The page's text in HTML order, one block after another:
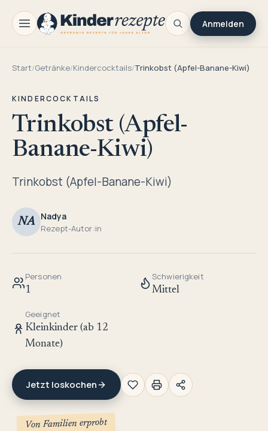
Anmelden
Start/Getränke/Kindercocktails/Trinkobst (Apfel-Banane-Kiwi)
KINDERCOCKTAILS
Trinkobst (Apfel-
Banane-Kiwi)
Trinkobst (Apfel-Banane-Kiwi)
NA Nadya
Rezept-Autor:in
Personen
1
Schwierigkeit
Mittel
Geeignet
Kleinkinder (ab 12
Monate)
Jetzt loskochen
Von Familien erprobt